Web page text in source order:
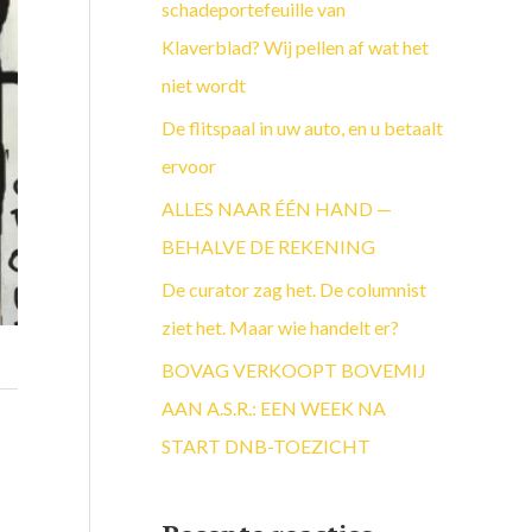
a
a
r
:
schadeportefeuille van
Klaverblad? Wij pellen af wat het
niet wordt
De flitspaal in uw auto, en u betaalt
ervoor
ALLES NAAR ÉÉN HAND —
BEHALVE DE REKENING
De curator zag het. De columnist
ziet het. Maar wie handelt er?
BOVAG VERKOOPT BOVEMIJ
AAN A.S.R.: EEN WEEK NA
START DNB-TOEZICHT